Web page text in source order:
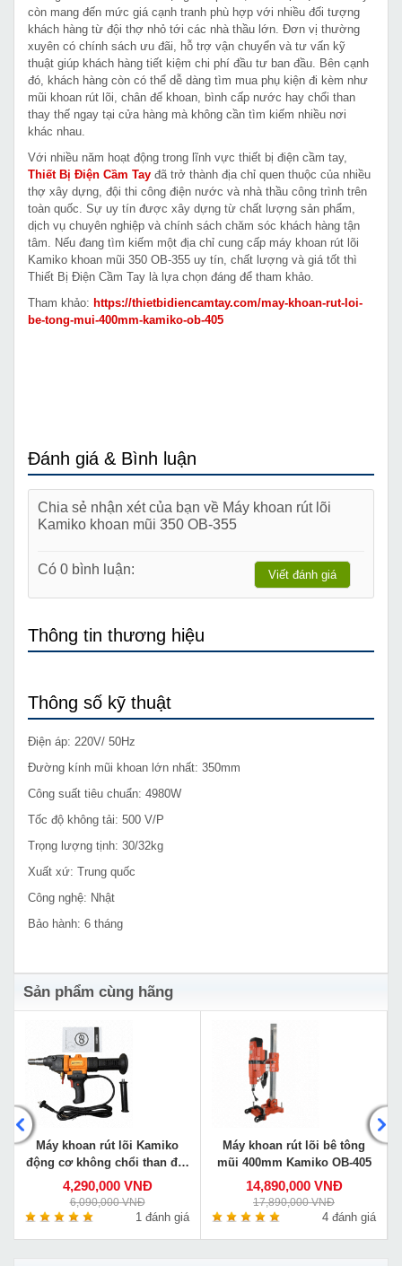
còn mang đến mức giá cạnh tranh phù hợp với nhiều đối tượng
khách hàng từ đội thợ nhỏ tới các nhà thầu lớn. Đơn vị thường
xuyên có chính sách ưu đãi, hỗ trợ vận chuyển và tư vấn kỹ
thuật giúp khách hàng tiết kiệm chi phí đầu tư ban đầu. Bên cạnh
đó, khách hàng còn có thể dễ dàng tìm mua phụ kiện đi kèm như
mũi khoan rút lõi, chân đế khoan, bình cấp nước hay chổi than
thay thế ngay tại cửa hàng mà không cần tìm kiếm nhiều nơi
khác nhau.
Với nhiều năm hoạt động trong lĩnh vực thiết bị điện cầm tay,
Thiết Bị Điện Cầm Tay đã trở thành địa chỉ quen thuộc của nhiều
thợ xây dựng, đội thi công điện nước và nhà thầu công trình trên
toàn quốc. Sự uy tín được xây dựng từ chất lượng sản phẩm,
dịch vụ chuyên nghiệp và chính sách chăm sóc khách hàng tận
tâm. Nếu đang tìm kiếm một địa chỉ cung cấp máy khoan rút lõi
Kamiko khoan mũi 350 OB-355 uy tín, chất lượng và giá tốt thì
Thiết Bị Điện Cầm Tay là lựa chọn đáng để tham khảo.
Tham khảo: https://thietbidiencamtay.com/may-khoan-rut-loi-
be-tong-mui-400mm-kamiko-ob-405
Đánh giá & Bình luận
Chia sẻ nhận xét của bạn về Máy khoan rút lõi
Kamiko khoan mũi 350 OB-355
Có 0 bình luận: Viết đánh giá
Thông tin thương hiệu
Thông số kỹ thuật
Điện áp: 220V/ 50Hz
Đường kính mũi khoan lớn nhất: 350mm
Công suất tiêu chuẩn: 4980W
Tốc độ không tải: 500 V/P
Trọng lượng tịnh: 30/32kg
Xuất xứ: Trung quốc
Công nghệ: Nhật
Bảo hành: 6 tháng
Sản phẩm cùng hãng
Máy khoan rút lõi Kamiko
động cơ không chổi than đời
mới BLMW1-178
4,290,000 VNĐ
6,090,000 VNĐ
1 đánh giá
Máy khoan rút lõi bê tông
mũi 400mm Kamiko OB-405
14,890,000 VNĐ
17,890,000 VNĐ
4 đánh giá